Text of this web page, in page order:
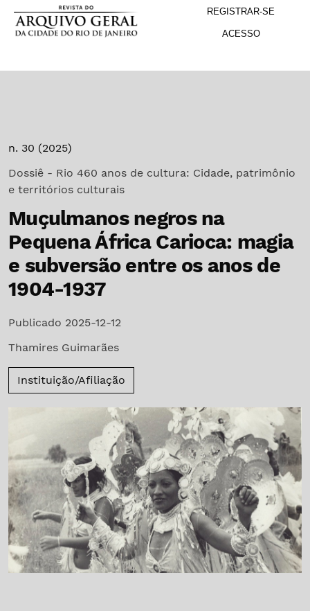
Ir para o menu de navegação principal
Ir para o conteúdo principal
Ir para o rodapé REGISTRAR-SE
ACESSO
n. 30 (2025)
Dossiê - Rio 460 anos de cultura: Cidade, patrimônio
e territórios culturais
Muçulmanos negros na
Pequena África Carioca: magia
e subversão entre os anos de
1904-1937
Publicado 2025-12-12
Thamires Guimarães
Instituição/Afiliação